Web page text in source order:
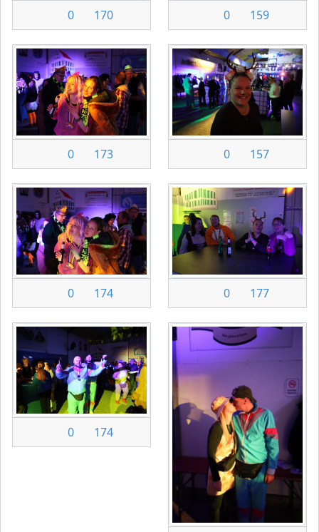
0 170 0 159
0 173 0 157
0 174 0 177
0 174